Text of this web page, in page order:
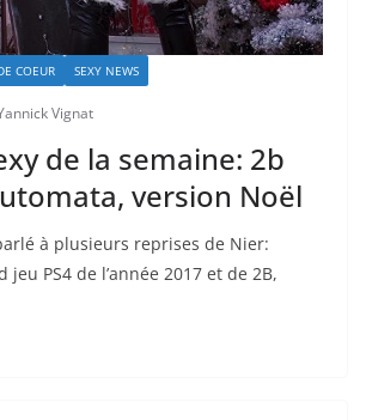
COEUR SEXY NEWS
Vignat
de la semaine: 2b
version Noël
à plusieurs reprises de Nier:
PS4 de l’année 2017 et de 2B,